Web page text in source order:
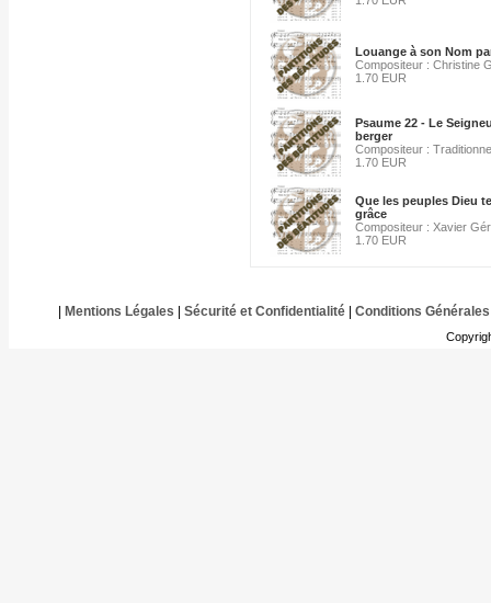
Louange à son Nom
Compositeur : Christine
1.70 EUR
Psaume 22 - Le
berger
Compositeur :
1.70 EUR
Que les peuples Dieu
grâce
Compositeur : Xavier
1.70 EUR
Mentions Légales Sécurité et Confidentialité| Conditions Générales